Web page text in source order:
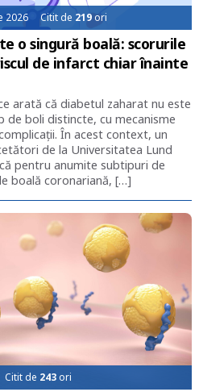
2026 Citit de 219 ori
o singură boală: scorurile
de infarct chiar înainte
arată că diabetul zaharat nu este
de boli distincte, cu mecanisme
În acest context, un
de la Universitatea Lund
pentru anumite subtipuri de
boală coronariană, […]
de 243ori